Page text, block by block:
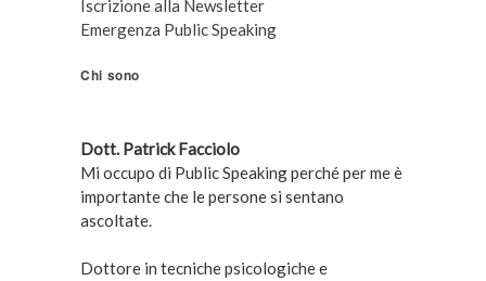
Iscrizione alla Newsletter
Emergenza Public Speaking
Chi sono
Dott. Patrick Facciolo
Mi occupo di Public Speaking perché per me è
importante che le persone si sentano
ascoltate.
Dottore in tecniche psicologiche e